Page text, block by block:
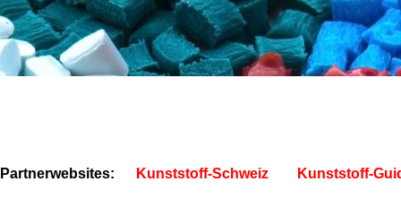
Partnerwebsites: Kunststoff-Schweiz Kunststoff-